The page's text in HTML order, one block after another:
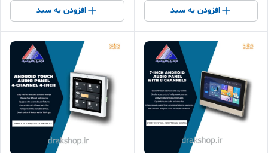
افزودن به سبد افزودن به سبد